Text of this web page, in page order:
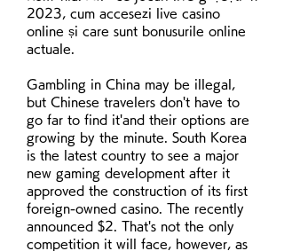
2023, cum accesezi live casino
online și care sunt bonusurile online
actuale.
Gambling in China may be illegal,
but Chinese travelers don't have to
go far to find it'and their options are
growing by the minute. South Korea
is the latest country to see a major
new gaming development after it
approved the construction of its first
foreign-owned casino. The recently
announced $2. That's not the only
competition it will face, however, as